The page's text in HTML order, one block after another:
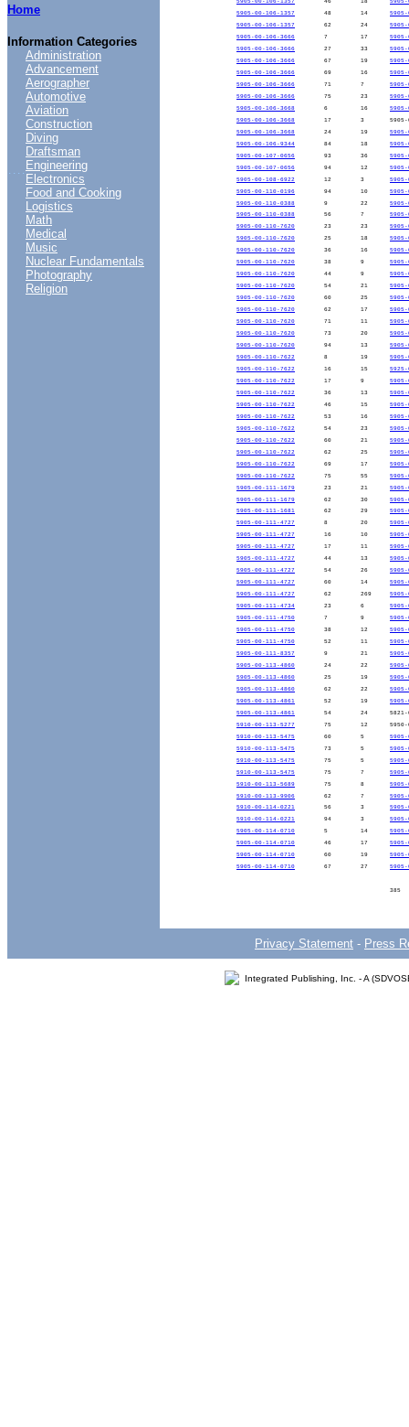
Home
Information Categories
....
Administration
Advancement
Aerographer
Automotive
Aviation
Construction
Diving
Draftsman
Engineering
Electronics
Food and Cooking
Logistics
Math
Medical
Music
Nuclear Fundamentals
Photography
Religion
5905-00-106-1357
46 18
5905-
5905-00-106-1357
48 14
5905-
5905-00-106-1357
62 24
5905-
5905-00-106-3666
7 17
5905-
5905-00-106-3666
27 33
5905-
5905-00-106-3666
67 19
5905-
5905-00-106-3666
69 16
5905-
5905-00-106-3666
71 7
5905-
5905-00-106-3666
75 23
5905-
5905-00-106-3668
6 16
5905-
5905-00-106-3668
17 3
5905-
5905-00-106-3668
24 19
5905-
5905-00-106-9344
84 18
5905-
5905-00-107-0656
93 36
5905-
5905-00-107-0656
94 12
5905-
5905-00-108-6922
12 3
5905-
5905-00-110-0196
94 10
5905-
5905-00-110-0388
9 22
5905-
5905-00-110-0388
56 7
5905-
5905-00-110-7620
23 23
5905-
5905-00-110-7620
25 18
5905-
5905-00-110-7620
36 16
5905-
5905-00-110-7620
38 9
5905-
5905-00-110-7620
44 9
5905-
5905-00-110-7620
54 21
5905-
5905-00-110-7620
60 25
5905-
5905-00-110-7620
62 17
5905-
5905-00-110-7620
71 11
5905-
5905-00-110-7620
73 20
5905-
5905-00-110-7620
94 13
5905-
5905-00-110-7622
8 19
5905-
5905-00-110-7622
16 15
5925-
5905-00-110-7622
17 9
5905-
5905-00-110-7622
36 13
5905-
5905-00-110-7622
46 15
5905-
5905-00-110-7622
53 16
5905-
5905-00-110-7622
54 23
5905-
5905-00-110-7622
60 21
5905-
5905-00-110-7622
62 25
5905-
5905-00-110-7622
69 17
5905-
5905-00-110-7622
75 55
5905-
5905-00-111-1679
23 21
5905-
5905-00-111-1679
62 30
5905-
5905-00-111-1681
62 29
5905-
5905-00-111-4727
8 20
5905-
5905-00-111-4727
16 10
5905-
5905-00-111-4727
17 11
5905-
5905-00-111-4727
44 13
5905-
5905-00-111-4727
54 26
5905-
5905-00-111-4727
60 14
5905-
5905-00-111-4727
62 269
5905-
5905-00-111-4734
23 6
5905-
5905-00-111-4750
7 9
5905-
5905-00-111-4750
38 12
5905-
5905-00-111-4750
52 11
5905-
5905-00-111-8357
9 21
5905-
5905-00-113-4860
24 22
5905-
5905-00-113-4860
25 19
5905-
5905-00-113-4860
62 22
5905-
5905-00-113-4861
52 19
5905-
5905-00-113-4861
54 24
5821-
5910-00-113-5277
75 12
5950-
5910-00-113-5475
60 5
5905-
5910-00-113-5475
73 5
5905-
5910-00-113-5475
75 5
5905-
5910-00-113-5475
75 7
5905-
5910-00-113-5689
75 8
5905-
5910-00-113-9906
62 7
5905-
5910-00-114-0221
56 3
5905-
5910-00-114-0221
94 3
5905-
5905-00-114-0710
5 14
5905-
5905-00-114-0710
46 17
5905-
5905-00-114-0710
60 19
5905-
5905-00-114-0710
67 27 5905-
385
Privacy Statement - Press
Integrated Publishing, Inc. - A